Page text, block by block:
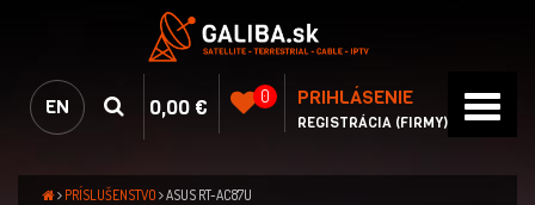
EN 0,00 € 0 PRIHLÁSENIE
REGISTRÁCIA (FIRMY)
PRÍSLUŠENSTVO ASUS RT-AC87U